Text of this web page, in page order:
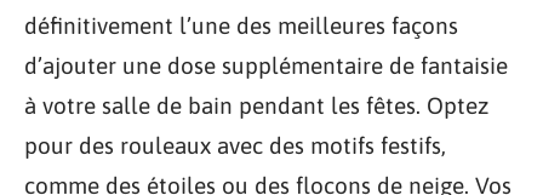
définitivement l’une des meilleures façons
d’ajouter une dose supplémentaire de fantaisie
à votre salle de bain pendant les fêtes. Optez
pour des rouleaux avec des motifs festifs,
comme des étoiles ou des flocons de neige. Vos